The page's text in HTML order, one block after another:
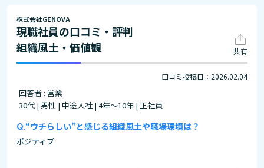
株式会社GENOVA
現職社員の口コミ・評判
組織風土・価値観
共有
口コミ投稿日：2026.02.04
回答者 : 営業
30代 | 男性 | 中途入社 | 4年～10年 | 正社員
“ウチらしい”と感じる組織風土や職場環境は？
ポジティブ